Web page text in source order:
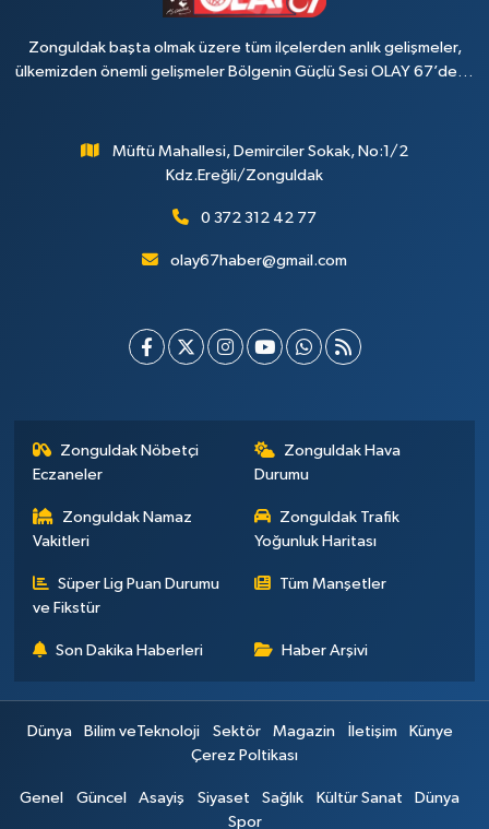
Zonguldak başta olmak üzere tüm ilçelerden anlık gelişmeler,
ülkemizden önemli gelişmeler Bölgenin Güçlü Sesi OLAY 67’de…
Müftü Mahallesi, Demirciler Sokak, No:1/2
Kdz.Ereğli/Zonguldak
0 372 312 42 77
olay67haber@gmail.com
Zonguldak Nöbetçi
Eczaneler
Zonguldak Hava
Durumu
Zonguldak Namaz
Vakitleri
Zonguldak Trafik
Yoğunluk Haritası
Süper Lig Puan Durumu
ve Fikstür
Tüm Manşetler
Son Dakika Haberleri Haber Arşivi
Dünya Bilim veTeknoloji Sektör Magazin İletişim
Künye
Çerez Poltikası
Genel Güncel Asayiş Siyaset Sağlık Kültür Sanat
Dünya
Spor